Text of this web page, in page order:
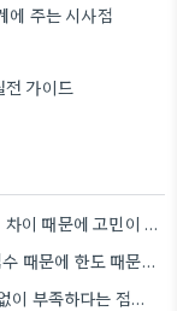
에 주는 시사점
가이드
보증금 5억이 넘는 경우, 추가 대출로 갈 때 금리 차이 때문에 고민이 많아지네요.
소득 증빙 준비는 정말 중요하네요. 저도 신용 점수 때문에 한도 때문에 고민했던 경험이 있어서, 미리…
전세자금대출, 특히 수도권은 보증금 한도가 턱없이 부족하다는 점이 인상적이네요. 저도 비슷한 고민을 많이 했었는데, 꼼꼼하게…